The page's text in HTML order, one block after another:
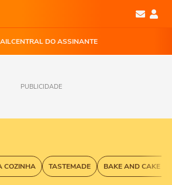
CENTRAL DO ASSINANTE
PUBLICIDADE
COZINHA TASTEMADE BAKE AND CAKE